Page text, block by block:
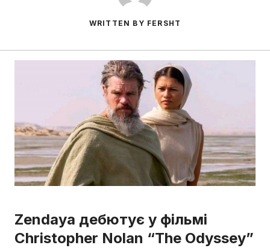
WRITTEN BY FERSHT
Zendaya дебютує у фільмі
Christopher Nolan “The Odyssey”